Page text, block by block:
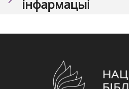
інфармацыі